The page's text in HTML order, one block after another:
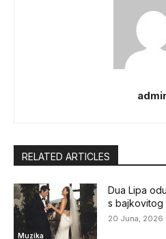
RELATED ARTICLES
Muzika
Dua Lipa
s bajkovitog
20 Juna, 2026